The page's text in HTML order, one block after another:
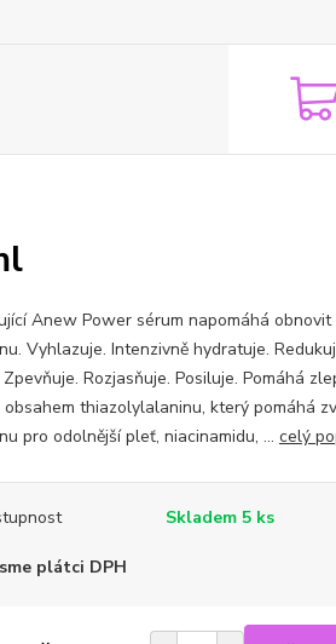
Anew Power sérum napomáhá
Vyhlazuje. Intenzivně hydratuje.
Zpevňuje. Rozjasňuje. Posiluje. Pomáhá
thiazolylalaninu, který pomáhá
pro odolnější pleť, niacinamidu, ... celý
Skladem 5 ks
plátci DPH